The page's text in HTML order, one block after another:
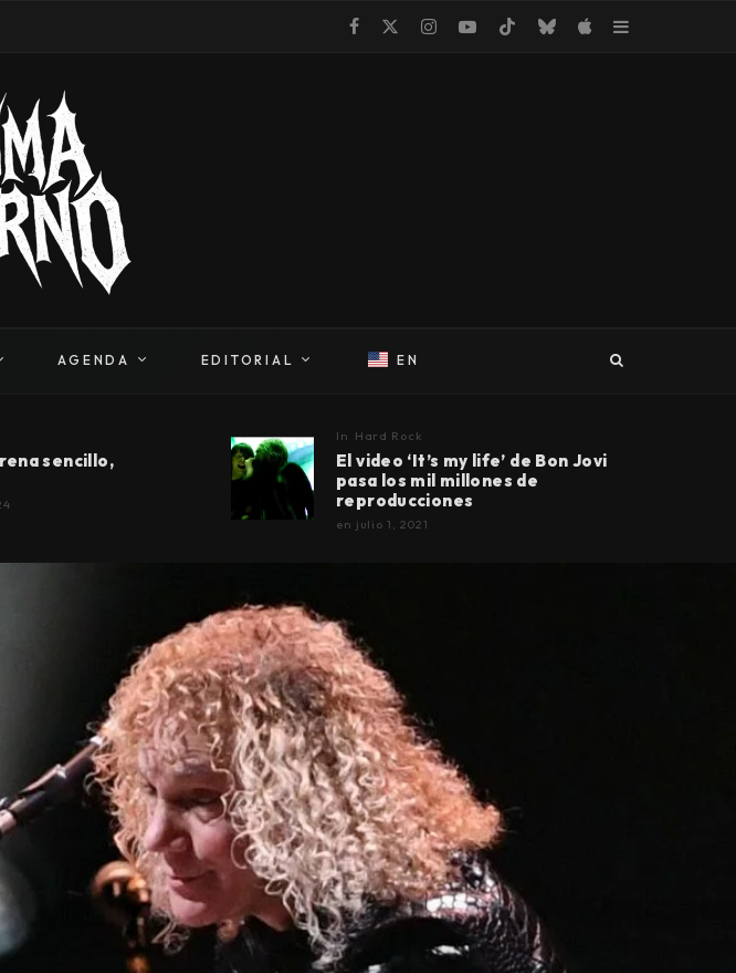
AGENDA EDITORIAL EN
sencillo,
In Hard Rock
El video ‘It’s my life’ de Bon Jovi
pasa los mil millones de
reproducciones
en julio 1, 2021